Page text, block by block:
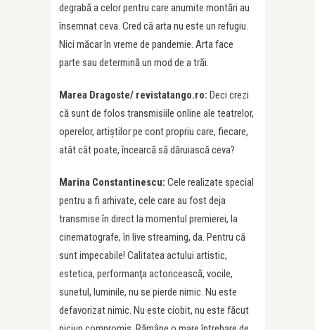
degrabă a celor pentru care anumite montări au
însemnat ceva. Cred că arta nu este un refugiu.
Nici măcar în vreme de pandemie. Arta face
parte sau determină un mod de a trăi.
Marea Dragoste/ revistatango.ro: Deci crezi
că sunt de folos transmisiile online ale teatrelor,
operelor, artiștilor pe cont propriu care, fiecare,
atât cât poate, încearcă să dăruiască ceva?
Marina Constantinescu: Cele realizate special
pentru a fi arhivate, cele care au fost deja
transmise în direct la momentul premierei, la
cinematografe, în live streaming, da. Pentru că
sunt impecabile! Calitatea actului artistic,
estetica, performanţa actoricească, vocile,
sunetul, luminile, nu se pierde nimic. Nu este
defavorizat nimic. Nu este ciobit, nu este făcut